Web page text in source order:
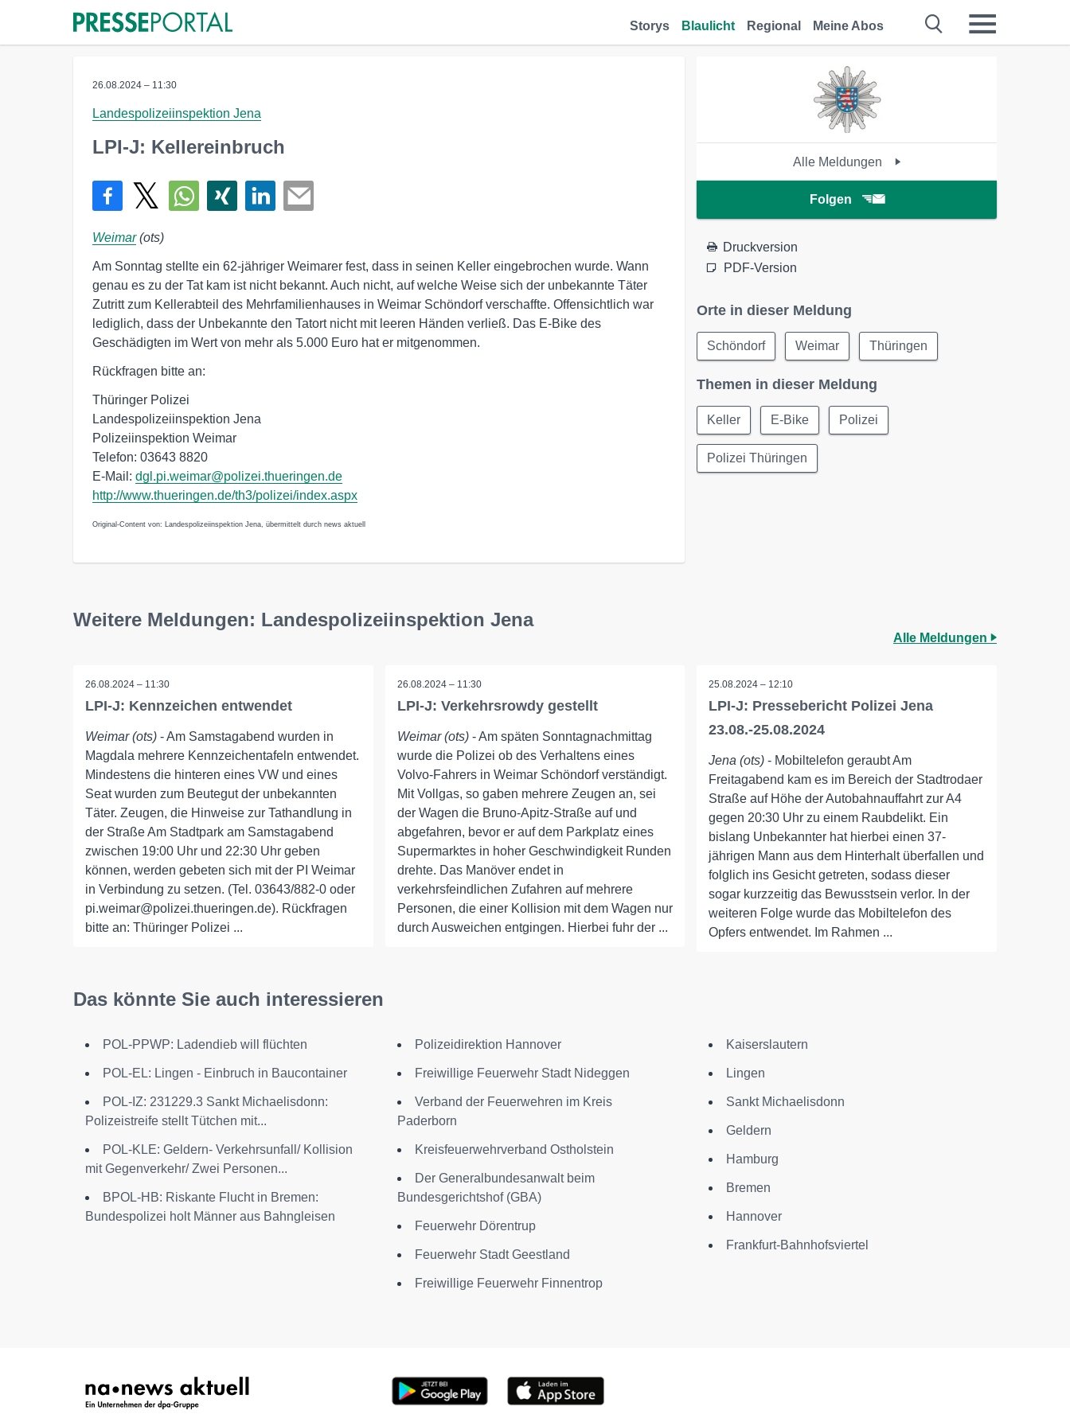
Storys Blaulicht Regional Meine Abos
26.08.2024 – 11:30
Landespolizeiinspektion Jena
LPI-J: Kellereinbruch
Weimar(ots)
Am Sonntag stellte ein 62-jähriger Weimarer fest, dass in seinen Keller eingebrochen wurde. Wann
genau es zu der Tat kam ist nicht bekannt. Auch nicht, auf welche Weise sich der unbekannte Täter
Zutritt zum Kellerabteil des Mehrfamilienhauses in Weimar Schöndorf verschaffte. Offensichtlich war
lediglich, dass der Unbekannte den Tatort nicht mit leeren Händen verließ. Das E-Bike des
Geschädigten im Wert von mehr als 5.000 Euro hat er mitgenommen.
Rückfragen bitte an:
Thüringer Polizei
Landespolizeiinspektion Jena
Polizeiinspektion Weimar
Telefon: 03643 8820
E-Mail: dgl.pi.weimar@polizei.thueringen.de
http://www.thueringen.de/th3/polizei/index.aspx
Original-Content von: Landespolizeiinspektion Jena, übermittelt durch news aktuell
Alle Meldungen
Folgen
Druckversion
PDF-Version
Orte in dieser Meldung
Schöndorf Weimar Thüringen
Themen in dieser Meldung
Keller E-Bike Polizei
Polizei Thüringen
Weitere Meldungen: Landespolizeiinspektion Jena
Alle Meldungen
26.08.2024 – 11:30
LPI-J: Kennzeichen entwendet
Weimar (ots) - Am Samstagabend wurden in
Magdala mehrere Kennzeichentafeln entwendet.
Mindestens die hinteren eines VW und eines
Seat wurden zum Beutegut der unbekannten
Täter. Zeugen, die Hinweise zur Tathandlung in
der Straße Am Stadtpark am Samstagabend
zwischen 19:00 Uhr und 22:30 Uhr geben
können, werden gebeten sich mit der PI Weimar
in Verbindung zu setzen. (Tel. 03643/882-0 oder
pi.weimar@polizei.thueringen.de). Rückfragen
bitte an: Thüringer Polizei ...
26.08.2024 – 11:30
LPI-J: Verkehrsrowdy gestellt
Weimar (ots)- Am späten Sonntagnachmittag
wurde die Polizei ob des Verhaltens eines
Volvo-Fahrers in Weimar Schöndorf verständigt.
Mit Vollgas, so gaben mehrere Zeugen an, sei
der Wagen die Bruno-Apitz-Straße auf und
abgefahren, bevor er auf dem Parkplatz eines
Supermarktes in hoher Geschwindigkeit Runden
drehte. Das Manöver endet in
verkehrsfeindlichen Zufahren auf mehrere
Personen, die einer Kollision mit dem Wagen nur
durch Ausweichen entgingen. Hierbei fuhr der ...
25.08.2024 – 12:10
LPI-J: Pressebericht Polizei Jena
23.08.-25.08.2024
Jena (ots) - Mobiltelefon geraubt Am
Freitagabend kam es im Bereich der Stadtrodaer
Straße auf Höhe der Autobahnauffahrt zur A4
gegen 20:30 Uhr zu einem Raubdelikt. Ein
bislang Unbekannter hat hierbei einen 37-
jährigen Mann aus dem Hinterhalt überfallen und
folglich ins Gesicht getreten, sodass dieser
sogar kurzzeitig das Bewusstsein verlor. In der
weiteren Folge wurde das Mobiltelefon des
Opfers entwendet. Im Rahmen ...
Das könnte Sie auch interessieren
POL-PPWP: Ladendieb will flüchten
POL-EL: Lingen - Einbruch in Baucontainer
POL-IZ: 231229.3 Sankt Michaelisdonn:
Polizeistreife stellt Tütchen mit...
POL-KLE: Geldern- Verkehrsunfall/ Kollision
mit Gegenverkehr/ Zwei Personen...
BPOL-HB: Riskante Flucht in Bremen:
Bundespolizei holt Männer aus Bahngleisen
Polizeidirektion Hannover
Freiwillige Feuerwehr Stadt Nideggen
Verband der Feuerwehren im Kreis
Paderborn
Kreisfeuerwehrverband Ostholstein
Der Generalbundesanwalt beim
Bundesgerichtshof (GBA)
Feuerwehr Dörentrup
Feuerwehr Stadt Geestland
Freiwillige Feuerwehr Finnentrop
Kaiserslautern
Lingen
Sankt Michaelisdonn
Geldern
Hamburg
Bremen
Hannover
Frankfurt-Bahnhofsviertel